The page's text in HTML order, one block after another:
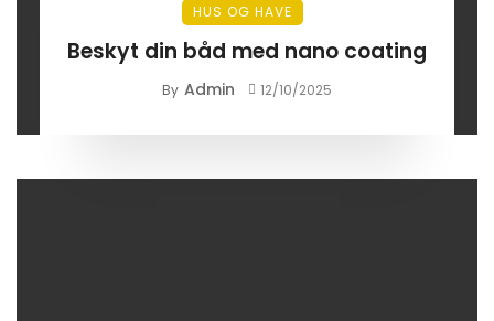
HUS OG HAVE
Beskyt din båd med nano coating
By Admin 12/10/2025